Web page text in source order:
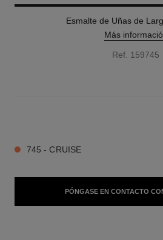
Esmalte de Uñas de
Más
Ref. 159745
745 - CRUISE
PÓNGASE EN CONTACTO